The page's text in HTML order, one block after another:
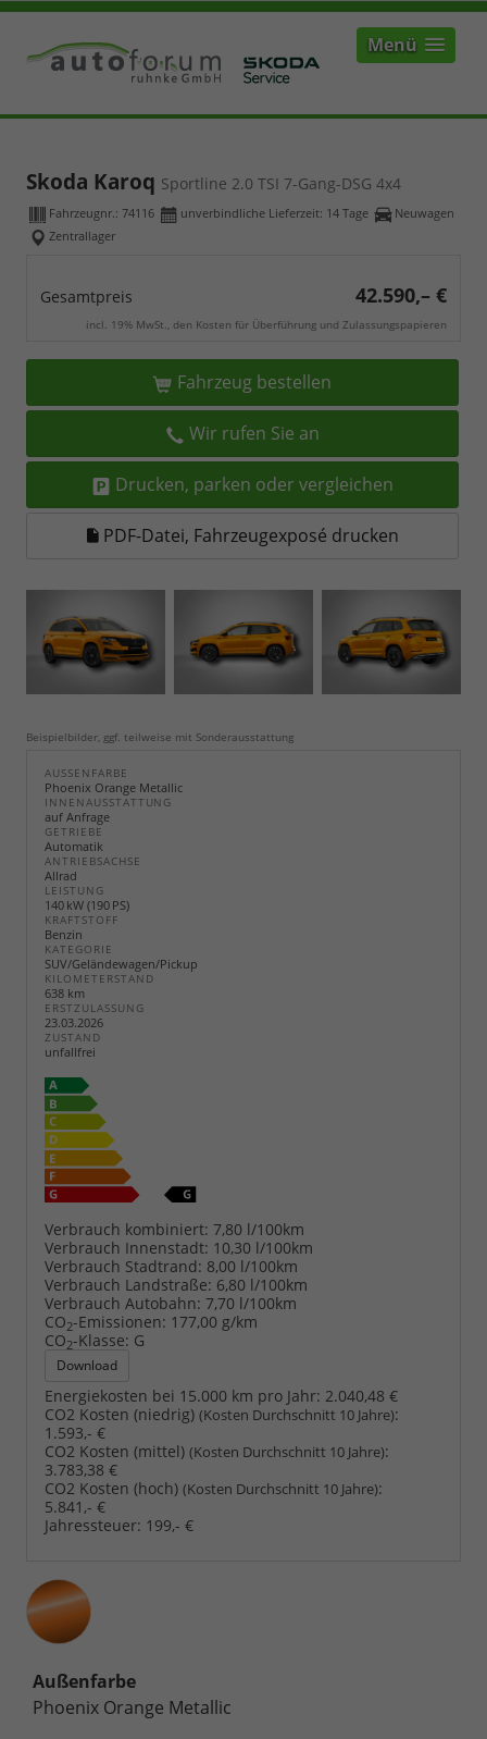
Menü
Skoda Karoq Sportline 2.0 TSI 7-Gang-DSG 4x4
Fahrzeugnr.: 74116 unverbindliche Lieferzeit: 14 Tage
Neuwagen
Zentrallager
Gesamtpreis 42.590,– €
incl. 19% MwSt., den Kosten für Überführung und Zulassungspapieren
Fahrzeug bestellen
Wir rufen Sie an
Drucken, parken oder vergleichen
PDF-Datei, Fahrzeugexposé drucken
Beispielbilder, ggf. teilweise mit Sonderausstattung
AUSSENFARBE
Phoenix Orange Metallic
INNENAUSSTATTUNG
auf Anfrage
GETRIEBE
Automatik
ANTRIEBSACHSE
Allrad
LEISTUNG
140 kW (190 PS)
KRAFTSTOFF
Benzin
KATEGORIE
SUV/Geländewagen/Pickup
KILOMETERSTAND
638 km
ERSTZULASSUNG
23.03.2026
ZUSTAND
unfallfrei
Verbrauch kombiniert: 7,80 l/100km
Verbrauch Innenstadt: 10,30 l/100km
Verbrauch Stadtrand: 8,00 l/100km
Verbrauch Landstraße: 6,80 l/100km
Verbrauch Autobahn: 7,70 l/100km
CO2-Emissionen: 177,00 g/km
CO2-Klasse: G
Download
Energiekosten bei 15.000 km pro Jahr: 2.040,48 €
CO2 Kosten (niedrig) (Kosten Durchschnitt 10 Jahre):
1.593,- €
CO2 Kosten (mittel) (Kosten Durchschnitt 10 Jahre):
3.783,38 €
CO2 Kosten (hoch) (Kosten Durchschnitt 10 Jahre):
5.841,- €
Jahressteuer: 199,- €
Außenfarbe
Phoenix Orange Metallic